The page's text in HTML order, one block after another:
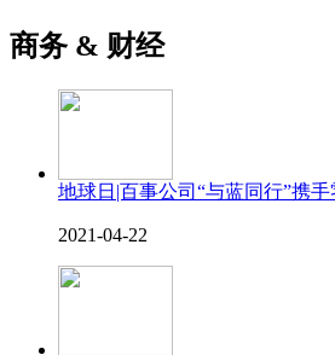
商务 & 财经
地球日|百事公司“与蓝同行”携
2021-04-22